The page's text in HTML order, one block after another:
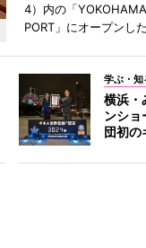
4）内の「
PORT」にオープンした
学ぶ・知
横浜・
ンシ
団初の